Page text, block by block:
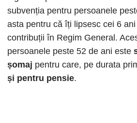
subvenția pentru persoanele
asta pentru că îți lipsesc cei 6
contribuții în Regim General.
persoanele peste 52 de ani este
șomaj pentru care, pe durata
și pentru pensie.